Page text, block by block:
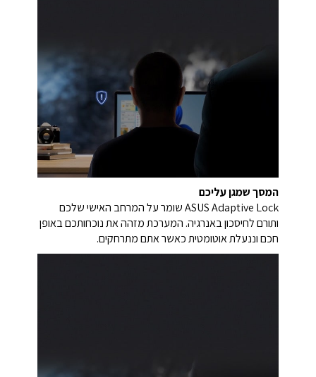
המסך שמגן עליכם
ASUS Adaptive Lock שומר על המרחב האישי שלכם
ותורם לחיסכון באנרגיה. המערכת מזהה את נוכחותכם באופן
חכם וננעלת אוטומטית כאשר אתם מתרחקים.